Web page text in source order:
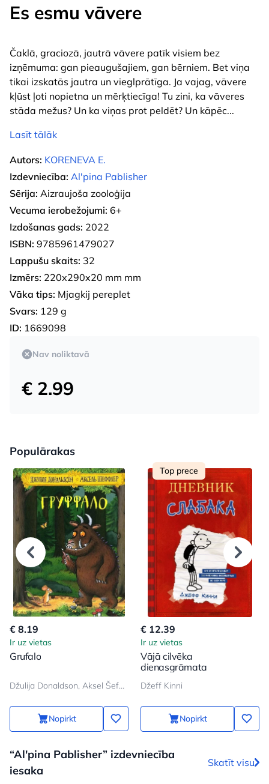
Es esmu vāvere
Čaklā, graciozā, jautrā vāvere patīk visiem bez
izņēmuma: gan pieaugušajiem, gan bērniem. Bet viņa
tikai izskatās jautra un vieglprātīga. Ja vajag, vāvere
kļūst ļoti nopietna un mērķtiecīga! Tu zini, ka vāveres
stāda mežus? Un ka viņas prot peldēt? Un kāpēc...
Lasīt tālāk
Autors: KORENEVA E.
Izdevniecība: Al'pina Pablisher
Sērija: Aizraujoša zooloģija
Vecuma ierobežojumi: 6+
Izdošanas gads: 2022
ISBN: 9785961479027
Lappušu skaits: 32
Izmērs: 220x290x20 mm mm
Vāka tips: Mjagkij pereplet
Svars: 129 g
ID: 1669098
Nav noliktavā
€ 2.99
Populārakas
€ 8.19
Ir uz vietas
Grufalo
Džulija Donaldson, Aksel Šeffler
Nopirkt
Top prece
€ 12.39
Ir uz vietas
Vājā cilvēka
dienasgrāmata
Džeff Kinni
Nopirkt
“Al'pina Pablisher” izdevniecība
iesaka
Skatīt visu